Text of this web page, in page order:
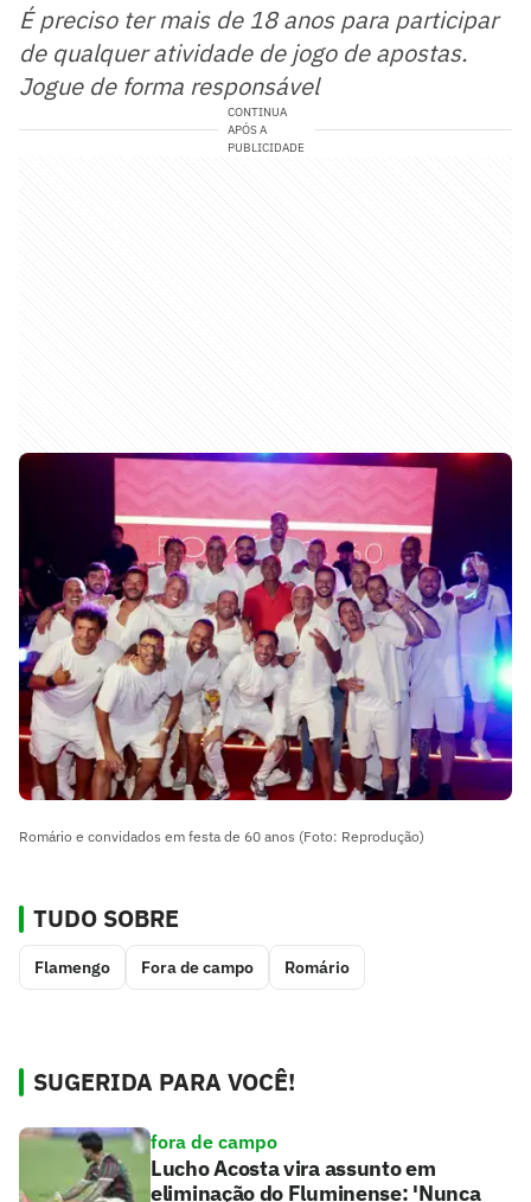
É preciso ter mais de 18 anos para participar
de qualquer atividade de jogo de apostas.
Jogue de forma responsável
CONTINUA
APÓS A
PUBLICIDADE
Romário e convidados em festa de 60 anos (Foto: Reprodução)
TUDO SOBRE
Flamengo Fora de campo Romário
SUGERIDA PARA VOCÊ!
fora de campo
Lucho Acosta vira assunto em
eliminação do Fluminense: 'Nunca